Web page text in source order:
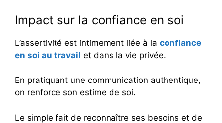
Impact sur la confiance en soi
L’assertivité est intimement liée à la confiance
en soi au travail et dans la vie privée.
En pratiquant une communication authentique,
on renforce son estime de soi.
Le simple fait de reconnaître ses besoins et de